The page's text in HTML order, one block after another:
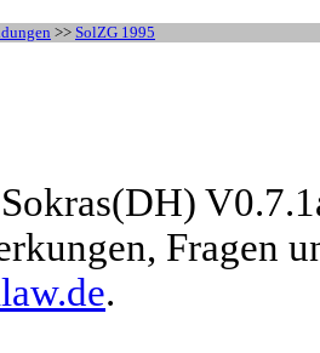
>> SolZG 1995
Fragen
.